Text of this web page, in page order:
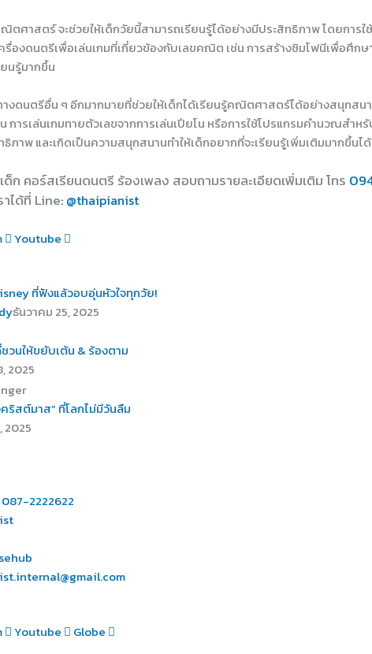
ตศาสตร์ จะช่วยให้เด็กวัยนี้สามารถเรียนรู้ได้อย่างมีประสิทธิภาพ โดยกา
รื่องดนตรีเพื่อเล่นเกมที่เกี่ยวข้องกับเลขคณิต เช่น การสร้างซิมโฟนีเพื่อศึก
นรู้มากขึ้น
งดนตรีอื่น ๆ อีกมากมายที่ช่วยให้เด็กได้เรียนรู้คณิตศาสตร์ได้อย่างสนุกสนา
ารเล่นเกมทายตัวเลขจากการเล่นเปียโน หรือการใช้โปรแกรมคำนวณสำ
ภาพ และเกิดเป็นความสนุกสนานทำให้เด็กอยากที่จะเรียนรู้เพิ่มเติมมากขึ้นไ
ก คอร์สเรียนดนตรี ร้องเพลง สอบถามรายละเอียดเพิ่มเติม โทร
ได้ที่ Line: @thaipianist
Youtube
ที่ฟังแล้วอบอุ่นหัวใจทุกวัย!
ธันวาคม 25, 2025
วนให้ขยับเต้น & ร้องตาม
2025
ริสต์มาส” ที่โลกไม่มีวันลืม
2025
2222622
Youtube
Globe